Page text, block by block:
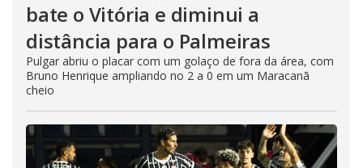
bate o Vitória e diminui a
distância para o Palmeiras
Pulgar abriu o placar com um golaço de fora da área, com
Bruno Henrique ampliando no 2 a 0 em um Maracanã
cheio